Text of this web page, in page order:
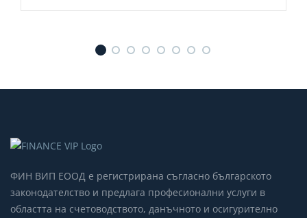
ФИН ВИП ЕООД е регистрирана съгласно българското
законодателство и предлага професионални услуги в
областта на счетоводството, данъчното и осигурително